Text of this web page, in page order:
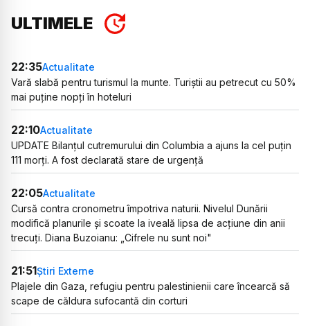
ULTIMELE
22:35Actualitate
Vară slabă pentru turismul la munte. Turiștii au petrecut cu 50%
mai puține nopți în hoteluri
22:10Actualitate
UPDATE Bilanțul cutremurului din Columbia a ajuns la cel puțin
111 morți. A fost declarată stare de urgență
22:05Actualitate
Cursă contra cronometru împotriva naturii. Nivelul Dunării
modifică planurile și scoate la iveală lipsa de acțiune din anii
trecuți. Diana Buzoianu: „Cifrele nu sunt noi"
21:51Știri Externe
Plajele din Gaza, refugiu pentru palestinienii care încearcă să
scape de căldura sufocantă din corturi